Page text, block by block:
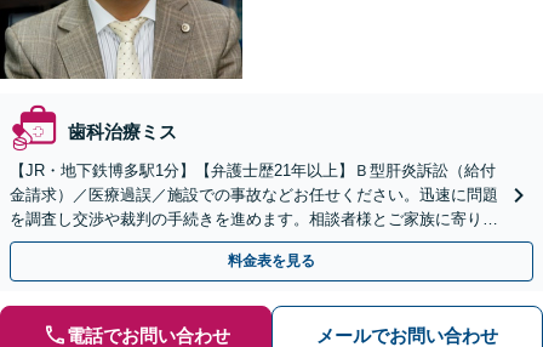
歯科治療ミス
【JR・地下鉄博多駅1分】【弁護士歴21年以上】Ｂ型肝炎訴訟（給付
金請求）／医療過誤／施設での事故などお任せください。迅速に問題
を調査し交渉や裁判の手続きを進めます。相談者様とご家族に寄り添
った解決へ【夜間休日相談可】
料金表を見る
電話でお問い合わせ メールでお問い合わせ